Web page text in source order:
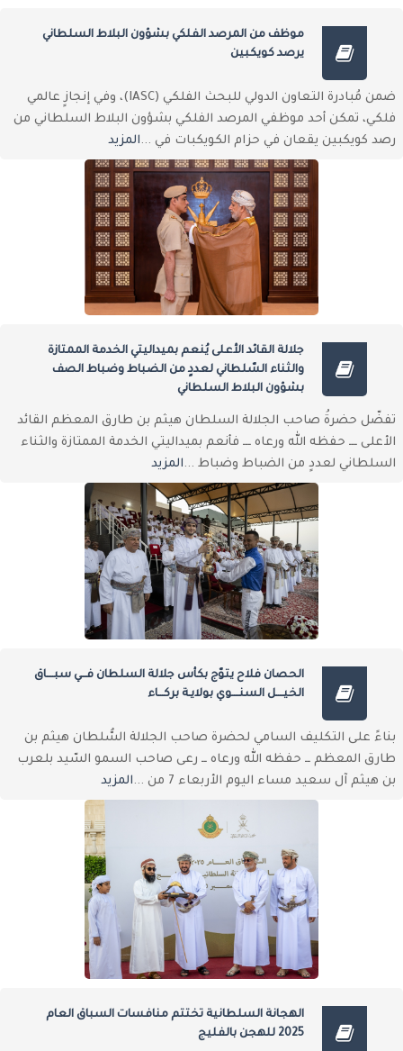
موظف من المرصد الفلكي بشؤون البلاط السلطاني
يرصد كويكبين
ضمن مُبادرة التعاون الدولي للبحث الفلكي (IASC)، وفي إنجازٍ عالمي
فلكي، تمكن أحد موظفي المرصد الفلكي بشؤون البلاط السلطاني من
رصد كويكبين يقعان في حزام الكويكبات في ... المزيد
جلالة القائد الأعلى يُنعم بميداليتي الخدمة الممتازة
والثناء السّلطاني لعددٍ من الضباط وضباط الصف
بشؤون البلاط السلطاني
تفضّل حضرةُ صاحب الجلالة السلطان هيثم بن طارق المعظم القائد
الأعلى ـــ حفظه الله ورعاه ـــ فأنعم بميداليتي الخدمة الممتازة والثناء
السلطاني لعددٍ من الضباط وضباط ... المزيد
الحصان فلاح يتوّج بكأس جلالة السلطان فـــي سبــــاق
الخيــــل السنــــوي بولايـة بركـــاء
بناءً على التكليف السامي لحضرة صاحب الجلالة السُّلطان هيثم بن
طارق المعظم ــ حفظه الله ورعاه ــ رعى صاحب السمو السّيد بلعرب
بن هيثم آل سعيد مساء اليوم الأربعاء 7 من ...
المزيد
الهجانة السلطانية تختتم منافسات السباق العام
2025 للهجن بالفليج